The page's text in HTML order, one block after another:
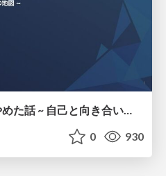
キャリアの正解探しをやめた話 ~ 自己と向き合い続けて描く、私だけの地図 ~
0 930